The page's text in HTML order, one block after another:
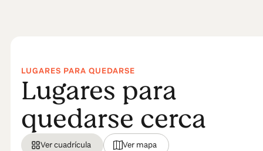
LUGARES PARA QUEDARSE
Lugares para
quedarse cerca
Ver cuadrícula Ver mapa